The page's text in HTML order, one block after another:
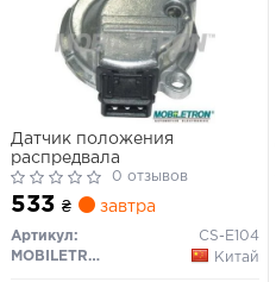
Датчик положения
распредвала
0 отзывов
533 ₴ завтра
Артикул:
CS-E104
MOBILETRON
Китай